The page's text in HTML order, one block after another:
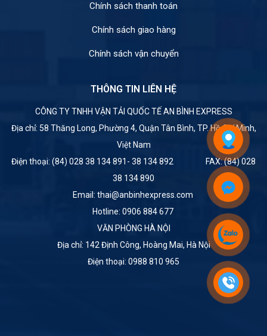
Chính sách thanh toán
Chính sách giao hàng
Chính sách vận chuyển
THÔNG TIN LIÊN HỆ
CÔNG TY TNHH VẬN TẢI QUỐC TẾ AN BÌNH EXPRESS
Địa chỉ: 58 Thăng Long, Phường 4, Quận Tân Bình, TP. Hồ Chí Minh,
Việt Nam
Điện thoại: (84) 028 38 134 891- 38 134 892 FAX: (84) 028
38 134 890
Email: thai@anbinhexpress.com
Hotline: 0906 884 677
VĂN PHÒNG HÀ NỘI
Địa chỉ: 142 Định Công, Hoàng Mai, Hà Nội
Điện thoại: 0988 810 965